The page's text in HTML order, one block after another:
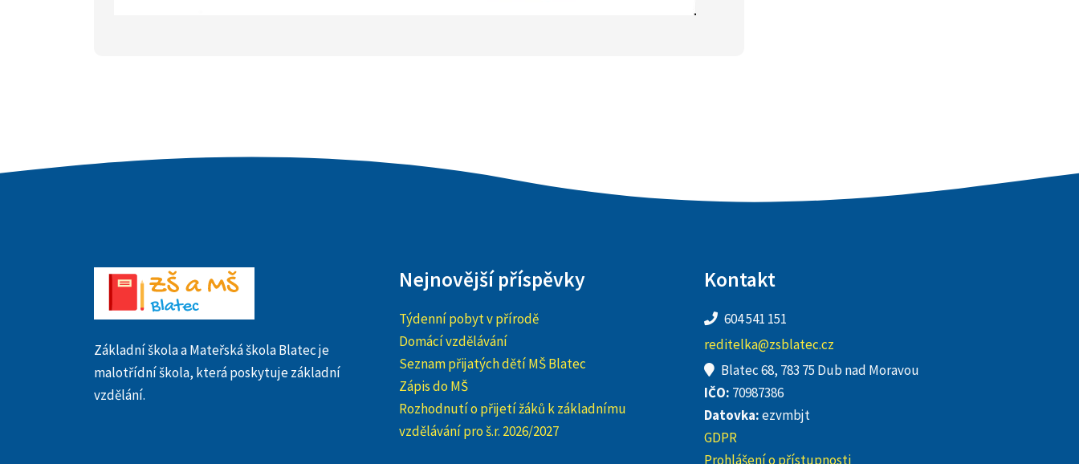
Základní škola a Mateřská škola Blatec je
malotřídní škola, která poskytuje základní
vzdělání.
Nejnovější příspěvky
Týdenní pobyt v přírodě
Domácí vzdělávání
Seznam přijatých dětí MŠ Blatec
Zápis do MŠ
Rozhodnutí o přijetí žáků k základnímu
vzdělávání pro š.r. 2026/2027
Kontakt
604 541 151
reditelka@zsblatec.cz
Blatec 68, 783 75 Dub nad Moravou
IČO: 70987386
Datovka:ezvmbjt
GDPR
Prohlášení o přístupnosti